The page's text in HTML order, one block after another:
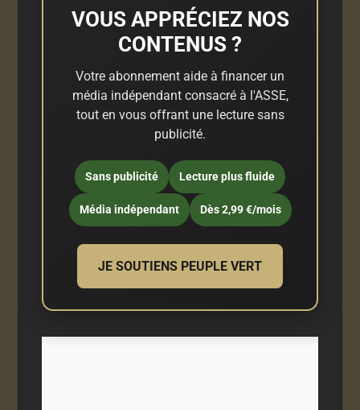
VOUS APPRÉCIEZ NOS
CONTENUS ?
Votre abonnement aide à financer un
média indépendant consacré à l'ASSE,
tout en vous offrant une lecture sans
publicité.
Sans publicité Lecture plus fluide
Média indépendant Dès 2,99 €/mois
JE SOUTIENS PEUPLE VERT